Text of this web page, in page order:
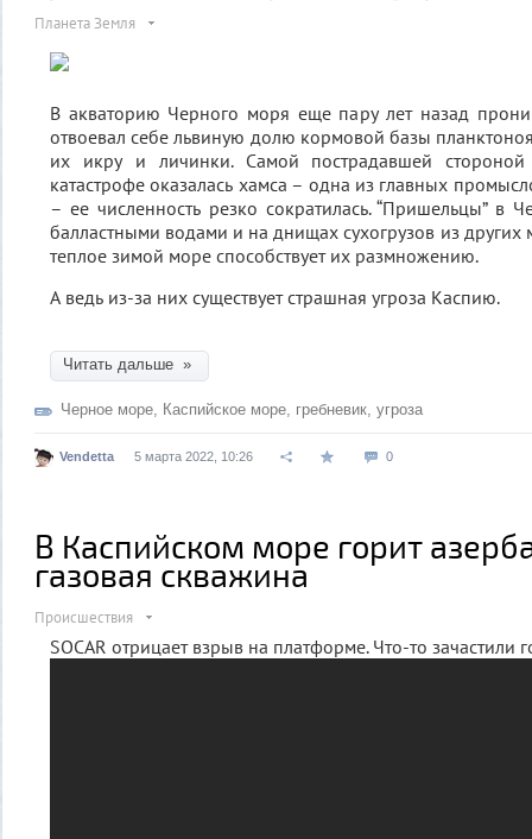
Планета Земля
В акваторию Черного моря еще пару лет назад
отвоевал себе львиную долю кормовой базы
их икру и личинки. Самой пострадавшей стороной
катастрофе оказалась хамса – одна из главных
– ее численность резко сократилась. “Пришельцы” в
балластными водами и на днищах сухогрузов из
теплое зимой море способствует их размножению.
А ведь из-за них существует страшная угроза Каспию.
Читать дальше »
Черное море Каспийское море гребневик угроза
Vendetta 5 марта 2022, 10:26 0
В Каспийском море горит
газовая скважина
Происшествия
SOCAR отрицает взрыв на платформе. Что-то зачастили